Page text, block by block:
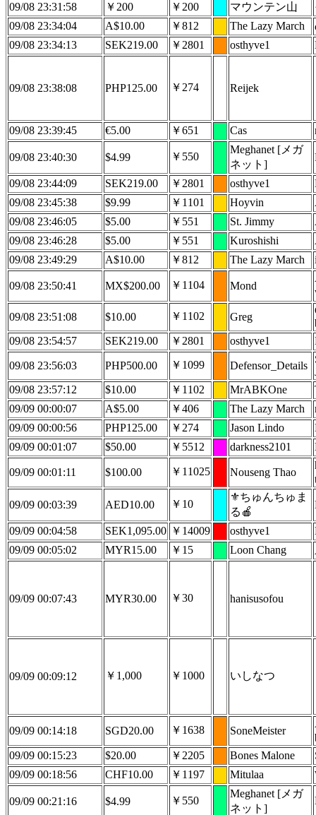
09/08 23:31:58
￥200 ￥200 マウンテン山
09/08 23:34:04
A$10.00 ￥812 The Lazy March
09/08 23:34:13
SEK219.00 ￥2801 osthyve1
09/08 23:38:08 PHP125.00 ￥274 Reijek
09/08 23:39:45 €5.00 ￥651 Cas
09/08 23:40:30 $4.99 ￥550
Meghanet [メガ
ネット]
09/08 23:44:09 SEK219.00 ￥2801 osthyve1
09/08 23:45:38
$9.99 ￥1101 Hoyvin
09/08 23:46:05
$5.00 ￥551 St. Jimmy
09/08 23:46:28
$5.00 ￥551 Kuroshishi
09/08 23:49:29
A$10.00 ￥812 The Lazy March
09/08 23:50:41 MX$200.00 ￥1104 Mond
09/08 23:51:08 $10.00 ￥1102 Greg
09/08 23:54:57
SEK219.00 ￥2801 osthyve1
09/08 23:56:03 PHP500.00 ￥1099 Defensor_Details
09/08 23:57:12
$10.00 ￥1102 MrABKOne
09/09 00:00:07
A$5.00 ￥406 The Lazy March
09/09 00:00:56
PHP125.00 ￥274 Jason Lindo
09/09 00:01:07
$50.00 ￥5512 darkness2101
09/09 00:01:11 $100.00 ￥11025 Nouseng Thao
09/09 00:03:39 AED10.00 ￥10
⚜️ちゅんちゅま
る🍎
09/09 00:04:58 SEK1,095.00 ￥14009 osthyve1
09/09 00:05:02
MYR15.00 ￥15 Loon Chang
09/09 00:07:43 MYR30.00 ￥30 hanisusofou
09/09 00:09:12 ￥1,000 ￥1000 いしなつ
09/09 00:14:18 SGD20.00 ￥1638 SoneMeister
09/09 00:15:23
$20.00 ￥2205 Bones Malone
09/09 00:18:56
CHF10.00 ￥1197 Mitulaa
09/09 00:21:16 $4.99 ￥550
Meghanet [メガ
ネット]